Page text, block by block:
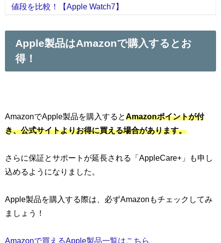
値段を比較！【Apple Watch7】
Apple製品はAmazonで購入するとお
得！
AmazonでApple製品を購入するとAmazonポイントが付
き、公式サイトよりお得に買える場合があります。
さらに保証とサポートが延長される「AppleCare+」も申し
込めるようになりました。
Apple製品を購入する際は、必ずAmazonもチェックしてみ
ましょう！
Amazonで買えるApple製品一覧はこちら